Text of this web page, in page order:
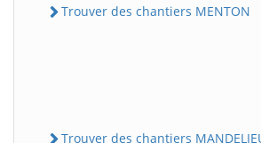
Trouver des chantiers MENTON
Trouver des chantiers